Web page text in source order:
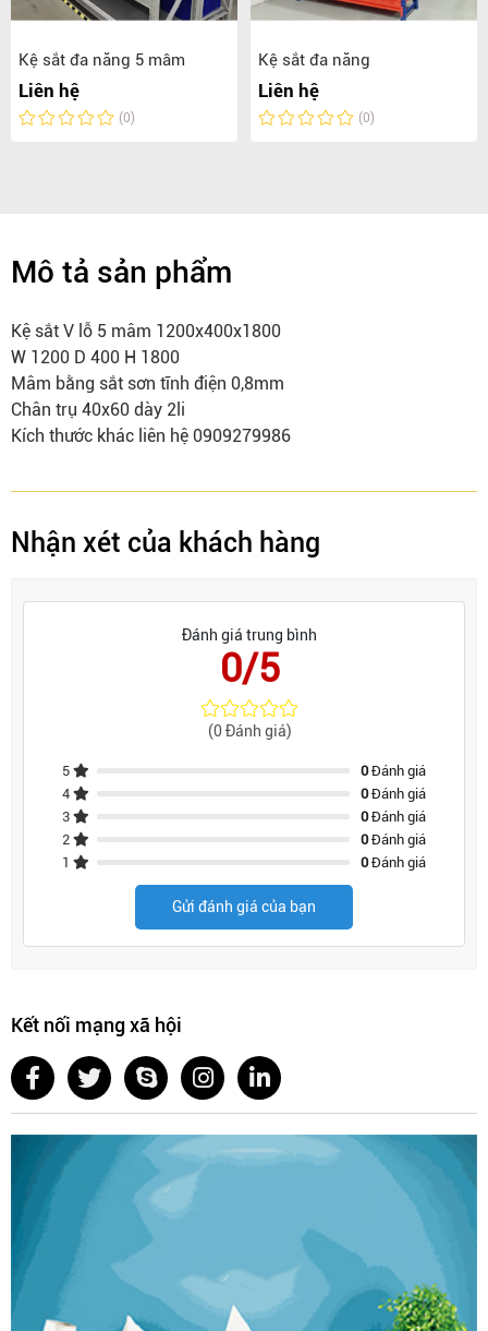
Kệ sắt đa năng 5 mâm
Liên hệ
(0)
Kệ sắt đa năng
Liên hệ
(0)
Mô tả sản phẩm
Kệ sắt V lỗ 5 mâm 1200x400x1800
W 1200 D 400 H 1800
Mâm bằng sắt sơn tĩnh điện 0,8mm
Chân trụ 40x60 dày 2li
Kích thước khác liên hệ 0909279986
Nhận xét của khách hàng
Đánh giá trung bình
0/5
(0 Đánh giá)
5 0Đánh giá
4
0Đánh giá
3
0Đánh giá
2
0Đánh giá
1
0Đánh giá
Gửi đánh giá của bạn
Kết nối mạng xã hội